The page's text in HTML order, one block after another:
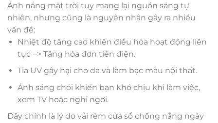
Ánh nắng mặt trời tuy mang lại nguồn sáng tự
nhiên, nhưng cũng là nguyên nhân gây ra nhiều
vấn đề:
Nhiệt độ tăng cao khiến điều hòa hoạt động liên
tục => Tăng hóa đơn tiền điện.
Tia UV gây hại cho da và làm bạc màu nội thất.
Ánh sáng chói khiến bạn khó chịu khi làm việc,
xem TV hoặc nghỉ ngơi.
Đây chính là lý do vải rèm cửa sổ chống nắng ngày